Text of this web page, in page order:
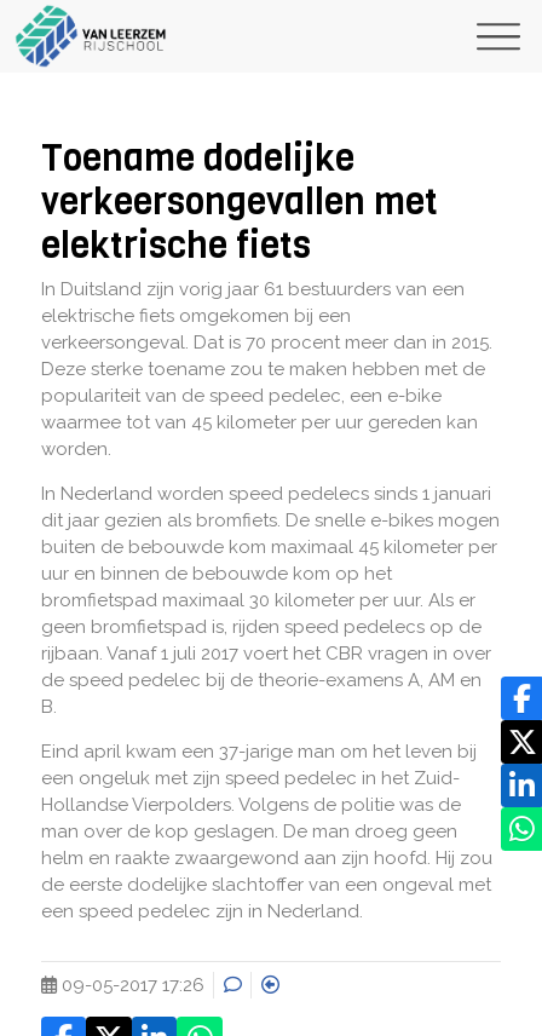
Toename dodelijke
verkeersongevallen met
elektrische fiets
In Duitsland zijn vorig jaar 61 bestuurders van een
elektrische fiets omgekomen bij een
verkeersongeval. Dat is 70 procent meer dan in 2015.
Deze sterke toename zou te maken hebben met de
populariteit van de speed pedelec, een e-bike
waarmee tot van 45 kilometer per uur gereden kan
worden.
In Nederland worden speed pedelecs sinds 1 januari
dit jaar gezien als bromfiets. De snelle e-bikes mogen
buiten de bebouwde kom maximaal 45 kilometer per
uur en binnen de bebouwde kom op het
bromfietspad maximaal 30 kilometer per uur. Als er
geen bromfietspad is, rijden speed pedelecs op de
rijbaan. Vanaf 1 juli 2017 voert het CBR vragen in over
de speed pedelec bij de theorie-examens A, AM en
B.
Eind april kwam een 37-jarige man om het leven bij
een ongeluk met zijn speed pedelec in het Zuid-
Hollandse Vierpolders. Volgens de politie was de
man over de kop geslagen. De man droeg geen
helm en raakte zwaargewond aan zijn hoofd. Hij zou
de eerste dodelijke slachtoffer van een ongeval met
een speed pedelec zijn in Nederland.
09-05-2017 17:26